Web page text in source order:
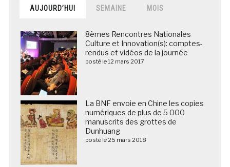
AUJOURD’HUI SEMAINE MOIS
8èmes Rencontres Nationales
Culture et Innovation(s): comptes-
rendus et vidéos de la journée
posté le 12 mars 2017
La BNF envoie en Chine les copies
numériques de plus de 5 000
manuscrits des grottes de
Dunhuang
posté le 25 mars 2018